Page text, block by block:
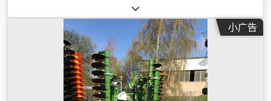
小广告